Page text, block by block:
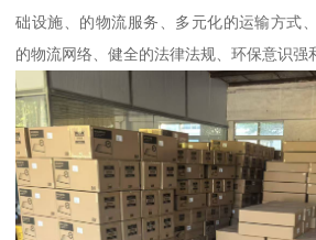
础设施、的物流服务、多元化的运输方式
的物流网络、健全的法律法规、环保意识强